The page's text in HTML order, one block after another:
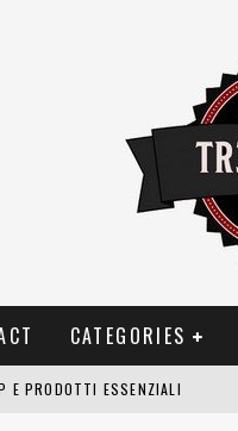
CATEGORIES
E PRODOTTI ESSENZIALI